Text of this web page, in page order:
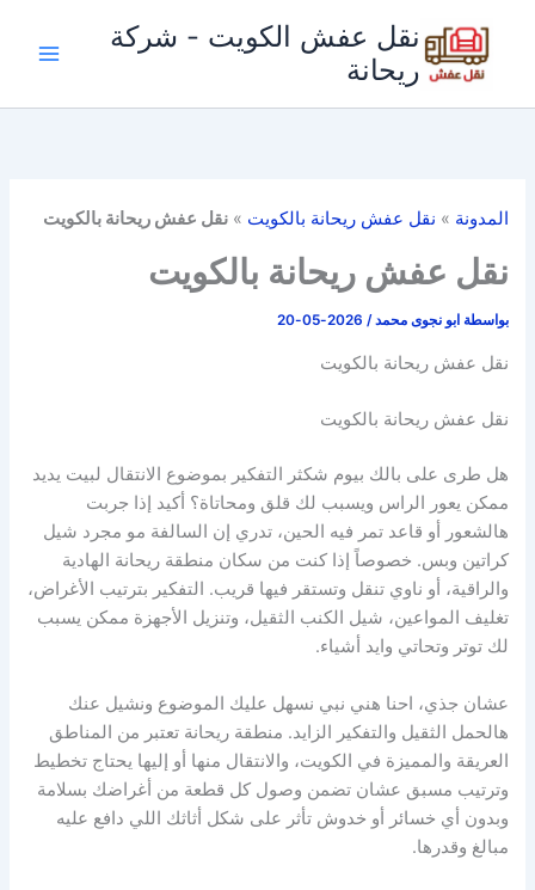
المحتوى
نقل عفش الكويت - شركة
ريحانة
المدونة » نقل عفش ريحانة بالكويت »نقل عفش ريحانة بالكويت
نقل عفش ريحانة بالكويت
بواسطة ابو نجوى محمد/
2026-05-20
نقل عفش ريحانة بالكويت
نقل عفش ريحانة بالكويت
هل طرى على بالك بيوم شكثر التفكير بموضوع الانتقال لبيت يديد
ممكن يعور الراس ويسبب لك قلق ومحاتاة؟ أكيد إذا جربت
هالشعور أو قاعد تمر فيه الحين، تدري إن السالفة مو مجرد شيل
كراتين وبس. خصوصاً إذا كنت من سكان منطقة ريحانة الهادية
والراقية، أو ناوي تنقل وتستقر فيها قريب. التفكير بترتيب الأغراض،
تغليف المواعين، شيل الكنب الثقيل، وتنزيل الأجهزة ممكن يسبب
لك توتر وتحاتي وايد أشياء.
عشان جذي، احنا هني نبي نسهل عليك الموضوع ونشيل عنك
هالحمل الثقيل والتفكير الزايد. منطقة ريحانة تعتبر من المناطق
العريقة والمميزة في الكويت، والانتقال منها أو إليها يحتاج تخطيط
وترتيب مسبق عشان تضمن وصول كل قطعة من أغراضك بسلامة
وبدون أي خسائر أو خدوش تأثر على شكل أثاثك اللي دافع عليه
مبالغ وقدرها.